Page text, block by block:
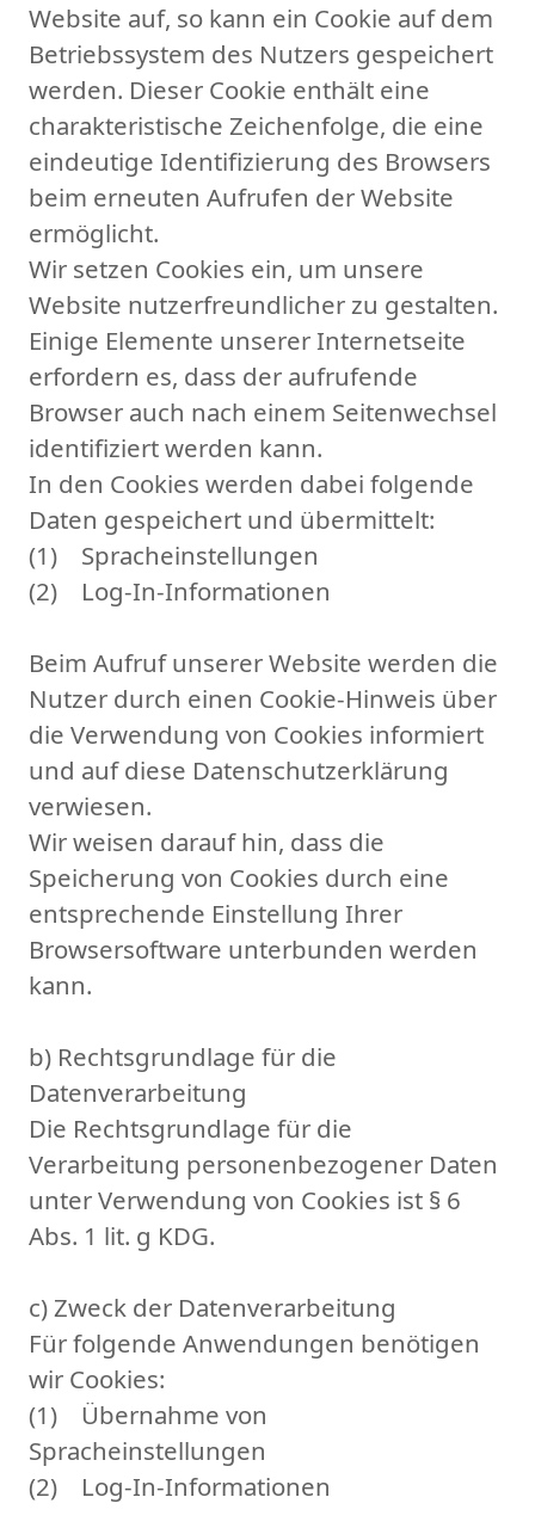
Website auf, so kann ein Cookie auf dem
Betriebssystem des Nutzers gespeichert
werden. Dieser Cookie enthält eine
charakteristische Zeichenfolge, die eine
eindeutige Identifizierung des Browsers
beim erneuten Aufrufen der Website
ermöglicht.
Wir setzen Cookies ein, um unsere
Website nutzerfreundlicher zu gestalten.
Einige Elemente unserer Internetseite
erfordern es, dass der aufrufende
Browser auch nach einem Seitenwechsel
identifiziert werden kann.
In den Cookies werden dabei folgende
Daten gespeichert und übermittelt:
(1) Spracheinstellungen
(2) Log-In-Informationen
Beim Aufruf unserer Website werden die
Nutzer durch einen Cookie-Hinweis über
die Verwendung von Cookies informiert
und auf diese Datenschutzerklärung
verwiesen.
Wir weisen darauf hin, dass die
Speicherung von Cookies durch eine
entsprechende Einstellung Ihrer
Browsersoftware unterbunden werden
kann.
b) Rechtsgrundlage für die
Datenverarbeitung
Die Rechtsgrundlage für die
Verarbeitung personenbezogener Daten
unter Verwendung von Cookies ist § 6
Abs. 1 lit. g KDG.
c) Zweck der Datenverarbeitung
Für folgende Anwendungen benötigen
wir Cookies:
(1) Übernahme von
Spracheinstellungen
(2) Log-In-Informationen